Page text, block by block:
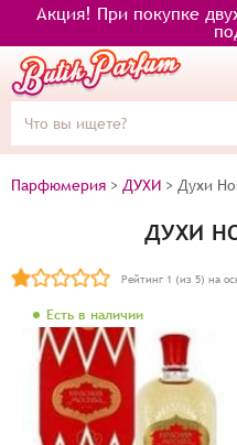
Акция! При покупке
Парфюмерия > ДУХИ > Духи
ДУХИ
Рейтинг 1 (из 5) на
Есть в наличии